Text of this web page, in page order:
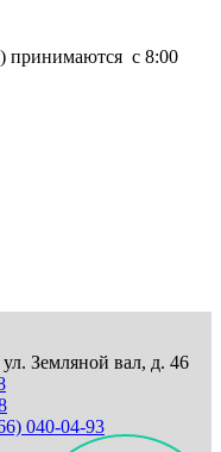
принимаются с 8:00
Земляной вал, д. 46
040-04-93